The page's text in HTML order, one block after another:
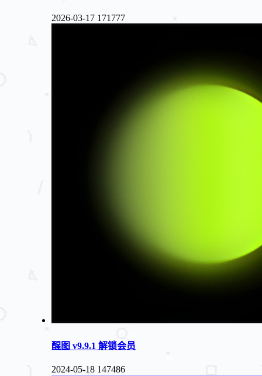
2026-03-17 171777
醒图 v9.9.1 解锁会员
2024-05-18 147486